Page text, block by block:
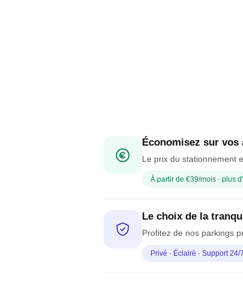
Économisez sur vos
Le prix du stationnement
À partir de €39/mois · plus
Le choix de la
Profitez de nos parkings
Privé · Éclairé · Support 24/7